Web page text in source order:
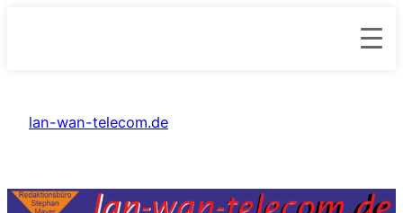
springen
lan-wan-telecom.de